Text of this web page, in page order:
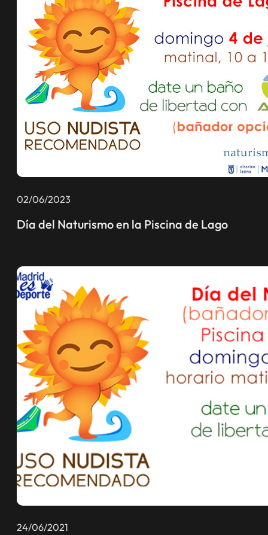
02/06/2023
Día del Naturismo en la Piscina de Lago
24/06/2021